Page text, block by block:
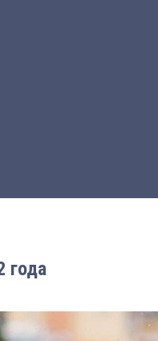
года